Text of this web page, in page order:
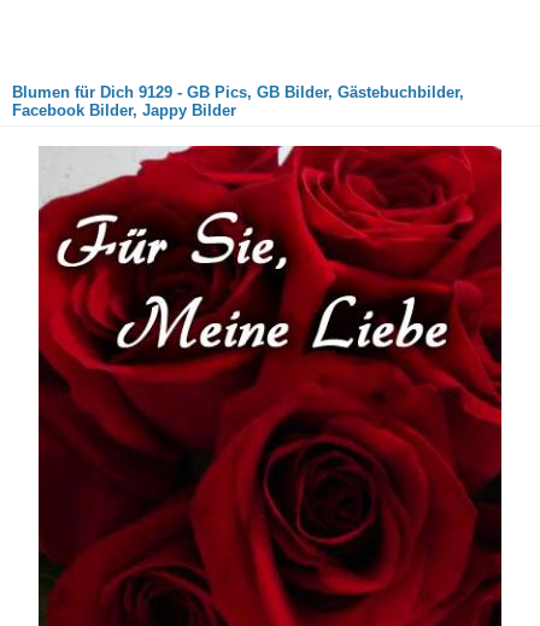
Blumen für Dich 9129 - GB Pics, GB Bilder, Gästebuchbilder,
Facebook Bilder, Jappy Bilder